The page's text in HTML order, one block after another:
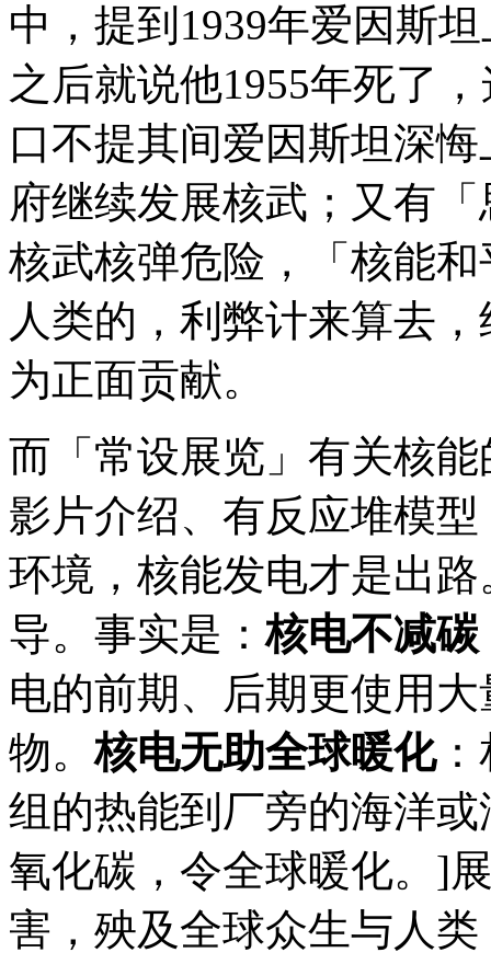
中，提到 1939年爱因斯
之后就说他1955年死了
口不提其间爱因斯坦深
府继续发展核武；又有
核武核弹危险，「核能
人类的，利弊计来算去
为正面贡献。
而「常设展览」有关核
影片介绍、有反应堆模
环境，核能发电才是出路
导。事实是：核电不减碳
电的前期、后期更使用
物。核电无助全球暖化：
组的热能到厂旁的海洋
氧化碳，令全球暖化。 ]
害，殃及全球众生与人